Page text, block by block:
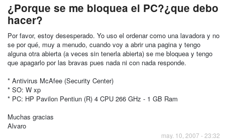
¿Porque se me bloquea el PC?¿que debo
hacer?
Por favor, estoy desesperado. Yo uso el ordenar como una lavadora y no
se por qué, muy a menudo, cuando voy a abrir una pagina y tengo
alguna otra abierta (a veces sin tenerla abierta) se me bloquea y tengo
que apagarlo por las bravas pues nada ni con nada responde.
* Antivirus McAfee (Security Center)
* SO: W xp
* PC: HP Pavilon Pentiun (R) 4 CPU 266 GHz - 1 GB Ram
Muchas gracias
Alvaro
may. 10, 2007 - 23:32